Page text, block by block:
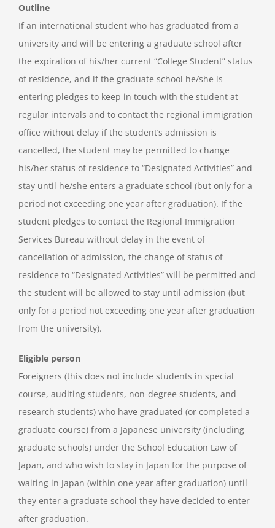
Outline
If an international student who has graduated from a
university and will be entering a graduate school after
the expiration of his/her current “College Student” status
of residence, and if the graduate school he/she is
entering pledges to keep in touch with the student at
regular intervals and to contact the regional immigration
office without delay if the student’s admission is
cancelled, the student may be permitted to change
his/her status of residence to “Designated Activities” and
stay until he/she enters a graduate school (but only for a
period not exceeding one year after graduation). If the
student pledges to contact the Regional Immigration
Services Bureau without delay in the event of
cancellation of admission, the change of status of
residence to “Designated Activities” will be permitted and
the student will be allowed to stay until admission (but
only for a period not exceeding one year after graduation
from the university).
Eligible person
Foreigners (this does not include students in special
course, auditing students, non-degree students, and
research students) who have graduated (or completed a
graduate course) from a Japanese university (including
graduate schools) under the School Education Law of
Japan, and who wish to stay in Japan for the purpose of
waiting in Japan (within one year after graduation) until
they enter a graduate school they have decided to enter
after graduation.